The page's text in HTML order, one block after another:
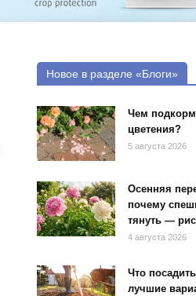
Новое в разделе «Блоги»
Чем
цветения?
5 августа 2026
Осенняя
почему
тянуть —
4 августа 2026
Что
лучшие